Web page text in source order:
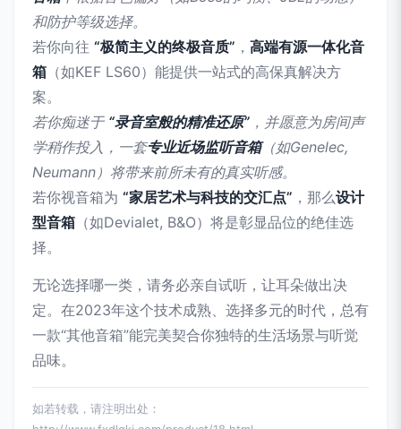
和防护等级选择。
若你向往 “极简主义的终极音质” ， 高端有源一体化音
箱 （如KEF LS60）能提供一站式的高保真解决方
案。
若你痴迷于 “录音室般的精准还原” ，并愿意为房间声
学稍作投入，一套专业近场监听音箱（如Genelec,
Neumann）将带来前所未有的真实听感。
若你视音箱为 “家居艺术与科技的交汇点” ，那么设计
型音箱 （如Devialet, B&O）将是彰显品位的绝佳选
择。
无论选择哪一类，请务必亲自试听，让耳朵做出决
定。在2023年这个技术成熟、选择多元的时代，总有
一款“其他音箱”能完美契合你独特的生活场景与听觉
品味。
如若转载，请注明出处：